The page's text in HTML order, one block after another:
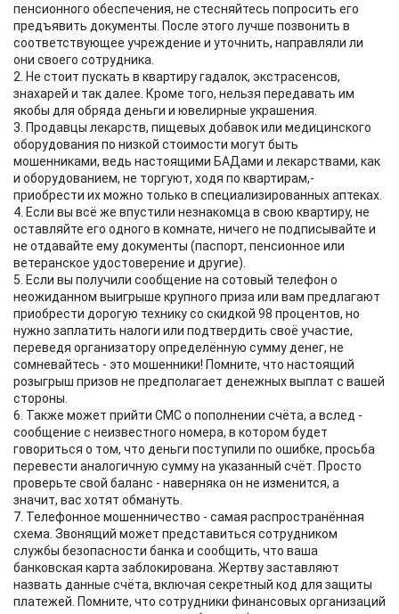
пенсионного обеспечения, не стесняйтесь попросить его
предъявить документы. После этого лучше позвонить в
соответствующее учреждение и уточнить, направляли ли
они своего сотрудника.
2. Не стоит пускать в квартиру гадалок, экстрасенсов,
знахарей и так далее. Кроме того, нельзя передавать им
якобы для обряда деньги и ювелирные украшения.
3. Продавцы лекарств, пищевых добавок или медицинского
оборудования по низкой стоимости могут быть
мошенниками, ведь настоящими БАДами и лекарствами, как
и оборудованием, не торгуют, ходя по квартирам,-
приобрести их можно только в специализированных аптеках.
4. Если вы всё же впустили незнакомца в свою квартиру, не
оставляйте его одного в комнате, ничего не подписывайте и
не отдавайте ему документы (паспорт, пенсионное или
ветеранское удостоверение и другие).
5. Если вы получили сообщение на сотовый телефон о
неожиданном выигрыше крупного приза или вам предлагают
приобрести дорогую технику со скидкой 98 процентов, но
нужно заплатить налоги или подтвердить своё участие,
переведя организатору определённую сумму денег, не
сомневайтесь - это мошенники! Помните, что настоящий
розыгрыш призов не предполагает денежных выплат с вашей
стороны.
6. Также может прийти СМС о пополнении счёта, а вслед -
сообщение с неизвестного номера, в котором будет
говориться о том, что деньги поступили по ошибке, просьба
перевести аналогичную сумму на указанный счёт. Просто
проверьте свой баланс - наверняка он не изменится, а
значит, вас хотят обмануть.
7. Телефонное мошенничество - самая распространённая
схема. Звонящий может представиться сотрудником
службы безопасности банка и сообщить, что ваша
банковская карта заблокирована. Жертву заставляют
назвать данные счёта, включая секретный код для защиты
платежей. Помните, что сотрудники финансовых организаций